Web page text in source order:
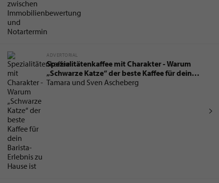
ADVERTORIAL
Spezialitätenkaffee mit Charakter - Warum
„Schwarze Katze“ der beste Kaffee für dein
Barista-Erlebnis zu Hause ist
Tamara und Sven Ascheberg